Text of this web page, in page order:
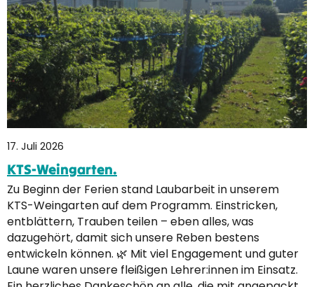
17. Juli 2026
KTS-Weingarten.
Zu Beginn der Ferien stand Laubarbeit in unserem
KTS-Weingarten auf dem Programm. Einstricken,
entblättern, Trauben teilen – eben alles, was
dazugehört, damit sich unsere Reben bestens
entwickeln können. 🌿 Mit viel Engagement und guter
Laune waren unsere fleißigen Lehrer:innen im Einsatz.